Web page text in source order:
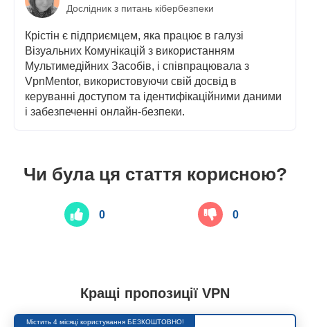
Дослідник з питань кібербезпеки
Крістін є підприємцем, яка працює в галузі
Візуальних Комунікацій з використанням
Мультимедійних Засобів, і співпрацювала з
VpnMentor, використовуючи свій досвід в
керуванні доступом та ідентифікаційними даними
і забезпеченні онлайн-безпеки.
Чи була ця стаття корисною?
0 0
Кращі пропозиції VPN
Містить 4 місяці користування БЕЗКОШТОВНО!